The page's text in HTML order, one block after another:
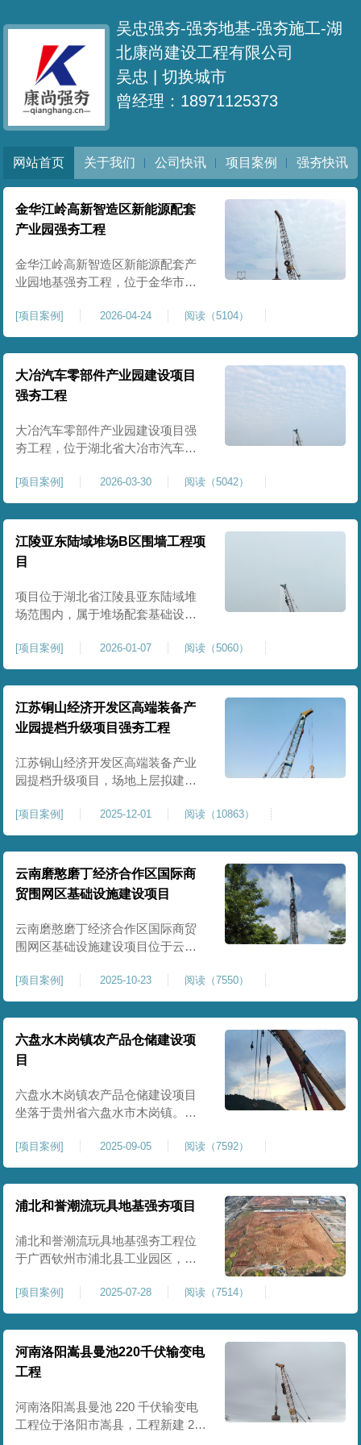
吴忠强夯-强夯地基-强夯施工-湖
北康尚建设工程有限公司
吴忠 |切换城市
曾经理：18971125373
网站首页 关于我们 公司快讯 项目案例 强夯快讯
金华江岭高新智造区新能源配套
产业园强夯工程
金华江岭高新智造区新能源配套产
业园地基强夯工程，位于金华市江
园区重点基建配套项目。本项目地
基强夯处理总面积40000㎡，施工范
围为新能源配套产业园核心建设地
块。项目场地为园区新建建设用
地，原始场地土质松散、土层固结
不均匀、孔隙较大、地基承载力偏
弱。新能源产业园厂房及配套设施
对
[项目案例] 2026-04-24 阅读（5104）
大冶汽车零部件产业园建设项目
强夯工程
大冶汽车零部件产业园建设项目强
夯工程，位于湖北省大冶市汽车零
业厂房、生产车间及配套附属设施
建设的前置基础性地基处理工程。
项目场地为园区新建工业建设用
地，原始场地土层松散、土质均匀
性较差、土体固结度不足，天然地
基承载力偏低。汽车零部件生产厂
房对地基平整度、整体刚度、沉降
控
[项目案例] 2026-03-30 阅读（5042）
江陵亚东陆域堆场B区围墙工程项
目
项目位于湖北省江陵县亚东陆域堆
场范围内，属于堆场配套基础设施
墙及附属设施建设，是保障场区边
界围护结构稳定、提升场地整体建
设标准的前置关键工程，本项目强
夯处理总面积20000㎡，施工范围为
陆域堆场B区围墙沿线及配套场地。
原场地土层松散、回填不均、固结
程度差，地基承载力较低，且堆
[项目案例] 2026-01-07 阅读（5060）
江苏铜山经济开发区高端装备产
业园提档升级项目强夯工程
江苏铜山经济开发区高端装备产业
园提档升级项目，场地上层拟建厂
施。占地面积约130000㎡.项目采用
强夯工艺对地基进行加固处理，确
保处理后地基承载力特征值
≥100kPa、压实系数≥0.94、压缩模
量≥5MPa，工程实施后将有效提升
场地整体承载力与均匀性，消除不
均匀沉降隐患，为园区高端装备产
业项目
[项目案例] 2025-12-01 阅读（10863）
云南磨憨磨丁经济合作区国际商
贸围网区基础设施建设项目
云南磨憨磨丁经济合作区国际商贸
围网区基础设施建设项目位于云南
商贸、口岸监管、通关查验的重要
基础设施工程。项目建设内容主要
为场地地基处理，处理总面积约 5
万平方米，采用强夯加固施工工
艺，通过全场地强夯提升地基承载
力、消除不均匀沉降，满足围网区
后续建（构）筑物及重型作业场地
使
[项目案例] 2025-10-23 阅读（7550）
六盘水木岗镇农产品仓储建设项
目
六盘水木岗镇农产品仓储建设项目
坐落于贵州省六盘水市木岗镇。场
房、分拣车间、配套附属用房等设
施。项目原始场地为新建建设用
地，土层分布不均、土体松散、天
然固结程度较低，地基整体承载力
筑需长期承受货物堆放荷载，对地
基沉降稳定性、整体密实度要求较
[项目案例] 2025-09-05 阅读（7592）
浦北和誉潮流玩具地基强夯项目
浦北和誉潮流玩具地基强夯工程位
于广西钦州市浦北县工业园区，场
公及生活附属设施。原始场地为新
建园区待开发地块，土体回填不
均、土质松散、固结度不足，场地
承载力与整体均匀性较差，若直接
施工易出现地基不均匀沉降、地面
开裂、墙体变形等质量问题，无法
满足工业厂房长期荷载及规范建设
标
[项目案例] 2025-07-28 阅读（7514）
河南洛阳嵩县曼池220千伏输变电
工程
河南洛阳嵩县曼池 220 千伏输变电
工程位于洛阳市嵩县，工程新建 220